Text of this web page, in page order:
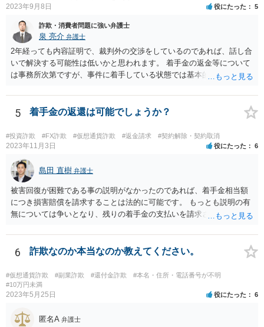
2023年9月8日 役にたった 5
詐欺・消費者問題に強い弁護士
泉 亮介 弁護士
2年経っても内容証明で、裁判外の交渉をしているのであれば、話し合
いで解決する可能性は低いかと思われます。 着手金の返金等について
は事務所次第ですが、事件に着手している状態では基本的に返金に応
は、現状や今後どう動くのか、回収可能性についてどのような見込み
か等疑問や不安に思っていることは確認をされた方が良いでしょう。
5 着手金の返還は可能でしょうか？
#投資詐欺 #FX詐欺 #仮想通貨詐欺 #返金請求 #契約解除・契約取消
2023年11月3日 役にたった 6
島田 直樹 弁護士
被害回復が困難である事の説明がなかったのであれば、着手金相当額
につき損害賠償を請求することは法的に可能です。 もっとも説明の有
無については争いとなり、残りの着手金の支払いを請求される可能性
紛議調停を申し立てることが考えられます。
6 詐欺なのか本当なのか教えてください。
#仮想通貨詐欺 #副業詐欺 #還付金詐欺
#本名・住所・電話番号が不明
#10万円未満
2023年5月25日 役にたった 6
匿名A 弁護士